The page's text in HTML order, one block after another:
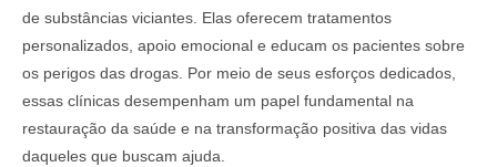
de substâncias viciantes. Elas oferecem tratamentos
personalizados, apoio emocional e educam os pacientes sobre
os perigos das drogas. Por meio de seus esforços dedicados,
essas clínicas desempenham um papel fundamental na
restauração da saúde e na transformação positiva das vidas
daqueles que buscam ajuda.